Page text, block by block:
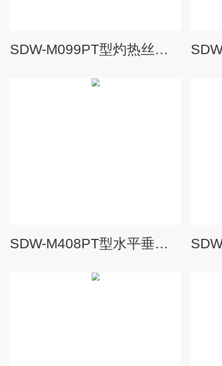
SDW-M099PT型灼热丝试验机 SDW-M099PT
SDW-M408PT型水平垂直燃烧试验机0.5立方 SDW-M408PT